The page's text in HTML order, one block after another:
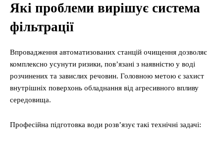
Які проблеми вирішує система
фільтрації
Впровадження автоматизованих станцій очищення дозволяє
комплексно усунути ризики, пов’язані з наявністю у воді
розчинених та завислих речовин. Головною метою є захист
внутрішніх поверхонь обладнання від агресивного впливу
середовища.
Професійна підготовка води розв’язує такі технічні задачі: